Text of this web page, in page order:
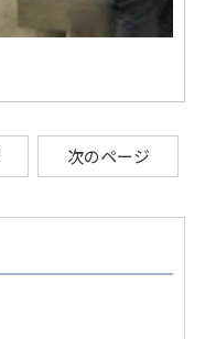
次のページ